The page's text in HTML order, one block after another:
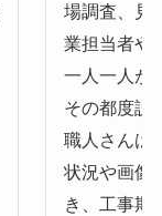
場調査、見
業担当者や
一人一人が
その都度説
職人さんは
状況や画像
き、工事期